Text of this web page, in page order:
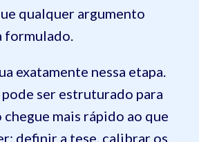
qualquer argumento
formulado.
exatamente nessa etapa.
ser estruturado para
mais rápido ao que
definir a tese, calibrar os